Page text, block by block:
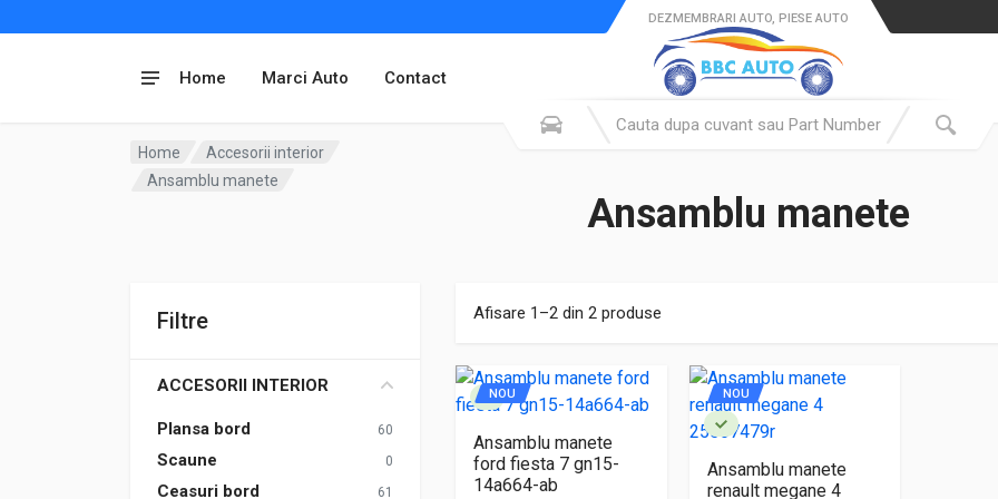
Home Marci Auto Contact
DEZMEMBRARI AUTO, PIESE AUTO
Home
Accesorii interior
Ansamblu manete
Ansamblu manete
Filtre
ACCESORII INTERIOR
Plansa bord 60
Scaune 0
Ceasuri bord 61
Afisare 1–2 din 2 produse
NOU
Ansamblu manete
ford fiesta 7 gn15-
14a664-ab
NOU
Ansamblu manete
renault megane 4